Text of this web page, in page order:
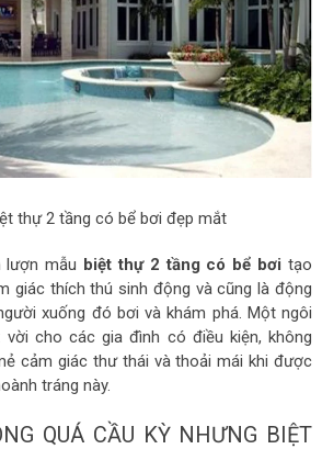
thự 2 tầng có bể bơi đẹp mắt
lượn mẫu biệt thự 2 tầng có bể bơi tạo
giác thích thú sinh động và cũng là động
xuống đó bơi và khám phá. Một ngôi
cho các gia đình có điều kiện, không
cảm giác thư thái và thoải mái khi được
tráng này.
QUÁ CẦU KỲ NHƯNG BIỆT